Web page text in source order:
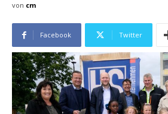
von cm
Facebook Twitter